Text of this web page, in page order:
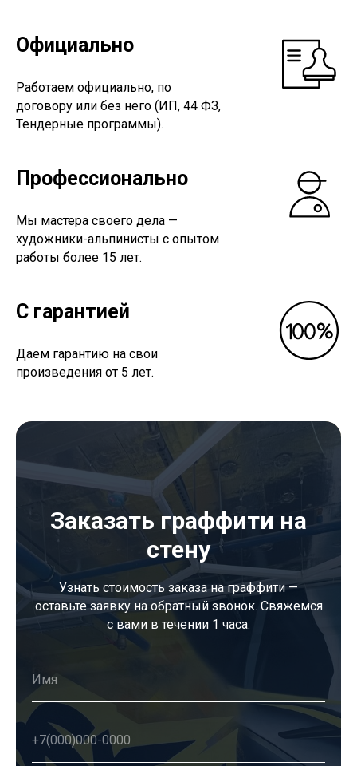
Официально
Работаем официально, по
договору или без него (ИП, 44 ФЗ,
Тендерные программы).
Профессионально
Мы мастера своего дела —
художники-альпинисты с опытом
работы более 15 лет.
С гарантией
Даем гарантию на свои
произведения от 5 лет.
Заказать граффити на
стену
Узнать стоимость заказа на граффити —
оставьте заявку на обратный звонок. Свяжемся
с вами в течении 1 часа.